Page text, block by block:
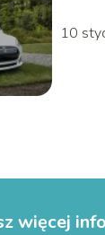
10
więcej